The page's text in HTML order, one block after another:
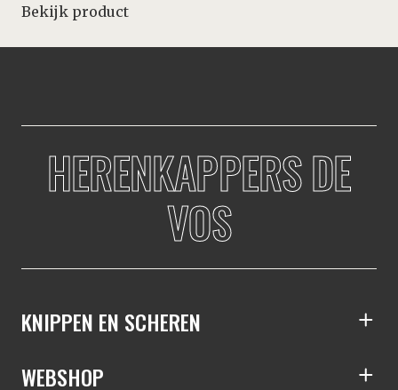
Bekijk product
HERENKAPPERS DE
VOS
KNIPPEN EN SCHEREN
WEBSHOP